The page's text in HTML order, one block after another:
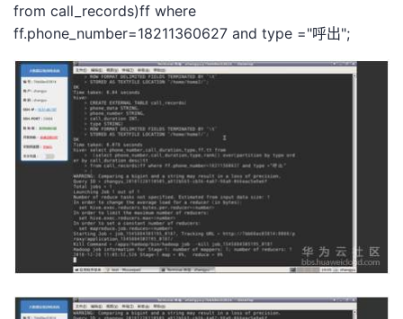
from call_records)ff where
ff.phone_number=18211360627 and type ="呼出";